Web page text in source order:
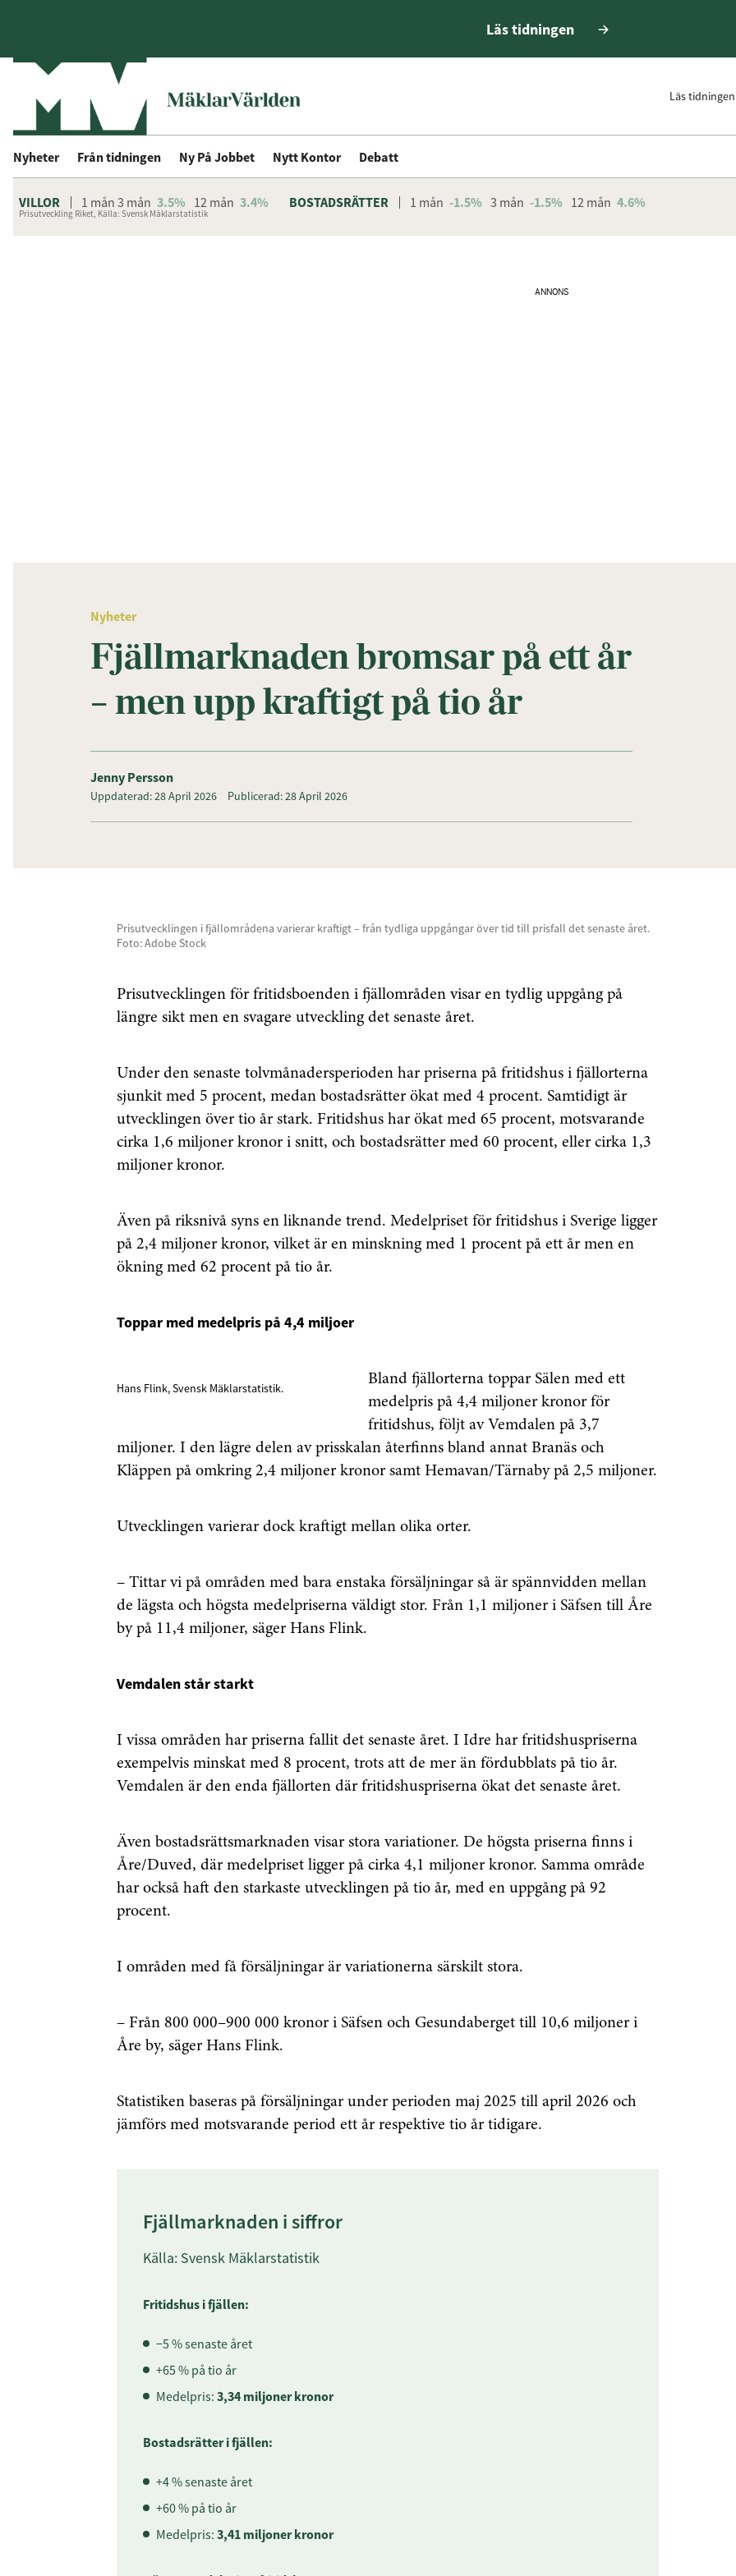
Läs tidningen
Läs tidningen
Nyheter Från tidningen Ny På Jobbet Nytt Kontor Debatt
VILLOR 1 mån 3 mån 3.5% 12 mån 3.4% BOSTADSRÄTTER 1 mån -1.5% 3 mån -1.5% 12 mån 4.6%
Prisutveckling Riket, Källa: Svensk Mäklarstatistik
ANNONS
Nyheter
Fjällmarknaden bromsar på ett år
– men upp kraftigt på tio år
Jenny Persson
Uppdaterad: 28 April 2026 Publicerad: 28 April 2026
Prisutvecklingen i fjällområdena varierar kraftigt – från tydliga uppgångar över tid till prisfall det senaste året.
Foto: Adobe Stock
Prisutvecklingen för fritidsboenden i fjällområden visar en tydlig uppgång på
längre sikt men en svagare utveckling det senaste året.
Under den senaste tolvmånadersperioden har priserna på fritidshus i fjällorterna
sjunkit med 5 procent, medan bostadsrätter ökat med 4 procent. Samtidigt är
utvecklingen över tio år stark. Fritidshus har ökat med 65 procent, motsvarande
cirka 1,6 miljoner kronor i snitt, och bostadsrätter med 60 procent, eller cirka 1,3
miljoner kronor.
Även på riksnivå syns en liknande trend. Medelpriset för fritidshus i Sverige ligger
på 2,4 miljoner kronor, vilket är en minskning med 1 procent på ett år men en
ökning med 62 procent på tio år.
Toppar med medelpris på 4,4 miljoer
Hans Flink, Svensk Mäklarstatistik.
Bland fjällorterna toppar Sälen med ett
medelpris på 4,4 miljoner kronor för
fritidshus, följt av Vemdalen på 3,7
miljoner. I den lägre delen av prisskalan återfinns bland annat Branäs och
Kläppen på omkring 2,4 miljoner kronor samt Hemavan/Tärnaby på 2,5 miljoner.
Utvecklingen varierar dock kraftigt mellan olika orter.
– Tittar vi på områden med bara enstaka försäljningar så är spännvidden mellan
de lägsta och högsta medelpriserna väldigt stor. Från 1,1 miljoner i Säfsen till Åre
by på 11,4 miljoner, säger Hans Flink.
Vemdalen står starkt
I vissa områden har priserna fallit det senaste året. I Idre har fritidshuspriserna
exempelvis minskat med 8 procent, trots att de mer än fördubblats på tio år.
Vemdalen är den enda fjällorten där fritidshuspriserna ökat det senaste året.
Även bostadsrättsmarknaden visar stora variationer. De högsta priserna finns i
Åre/Duved, där medelpriset ligger på cirka 4,1 miljoner kronor. Samma område
har också haft den starkaste utvecklingen på tio år, med en uppgång på 92
procent.
I områden med få försäljningar är variationerna särskilt stora.
– Från 800 000–900 000 kronor i Säfsen och Gesundaberget till 10,6 miljoner i
Åre by, säger Hans Flink.
Statistiken baseras på försäljningar under perioden maj 2025 till april 2026 och
jämförs med motsvarande period ett år respektive tio år tidigare.
Fjällmarknaden i siffror
Källa: Svensk Mäklarstatistik
Fritidshus i fjällen:
−5 % senaste året
+65 % på tio år
Medelpris: 3,34 miljoner kronor
Bostadsrätter i fjällen:
+4 % senaste året
+60 % på tio år
Medelpris: 3,41 miljoner kronor